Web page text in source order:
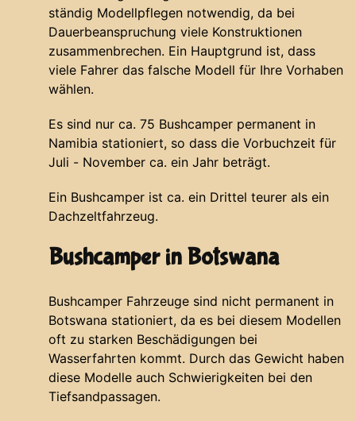
ständig Modellpflegen notwendig, da bei
Dauerbeanspruchung viele Konstruktionen
zusammenbrechen. Ein Hauptgrund ist, dass
viele Fahrer das falsche Modell für Ihre Vorhaben
wählen.
Es sind nur ca. 75 Bushcamper permanent in
Namibia stationiert, so dass die Vorbuchzeit für
Juli - November ca. ein Jahr beträgt.
Ein Bushcamper ist ca. ein Drittel teurer als ein
Dachzeltfahrzeug.
Bushcamper in Botswana
Bushcamper Fahrzeuge sind nicht permanent in
Botswana stationiert, da es bei diesem Modellen
oft zu starken Beschädigungen bei
Wasserfahrten kommt. Durch das Gewicht haben
diese Modelle auch Schwierigkeiten bei den
Tiefsandpassagen.